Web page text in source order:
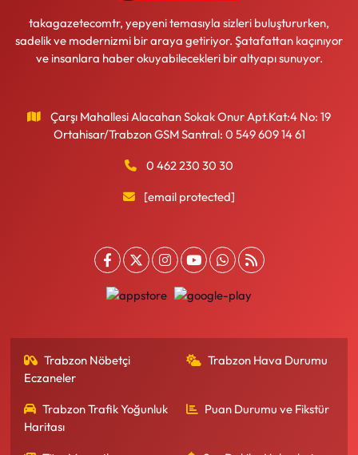
takagazetecomtr, yepyeni temasıyla sizleri buluştururken,
sadelik ve modernizmi bir araya getiriyor. Şatafattan kaçınıyor
ve insanlara haber okuyabilecekleri bir altyapı sunuyor.
Çarşı Mahallesi Alacahan Sokak Onur Apt.Kat:4 No: 19
Ortahisar/Trabzon GSM Santral: 0 549 609 14 61
0 462 230 30 30
[email protected]
Trabzon Nöbetçi
Eczaneler
Trabzon Hava Durumu
Trabzon Trafik Yoğunluk
Haritası
Puan Durumu ve Fikstür